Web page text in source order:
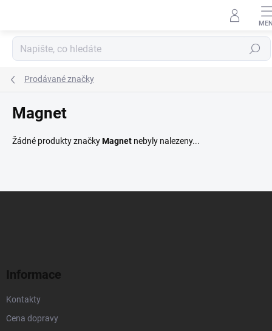
Hledat
Prodávané značky
Magnet
Žádné produkty značkyMagnet nebyly nalezeny...
Informace
Kontakty
Cena dopravy